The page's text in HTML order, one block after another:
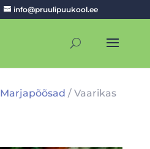
info@pruulipuukool.ee
Marjapõõsad / Vaarikas